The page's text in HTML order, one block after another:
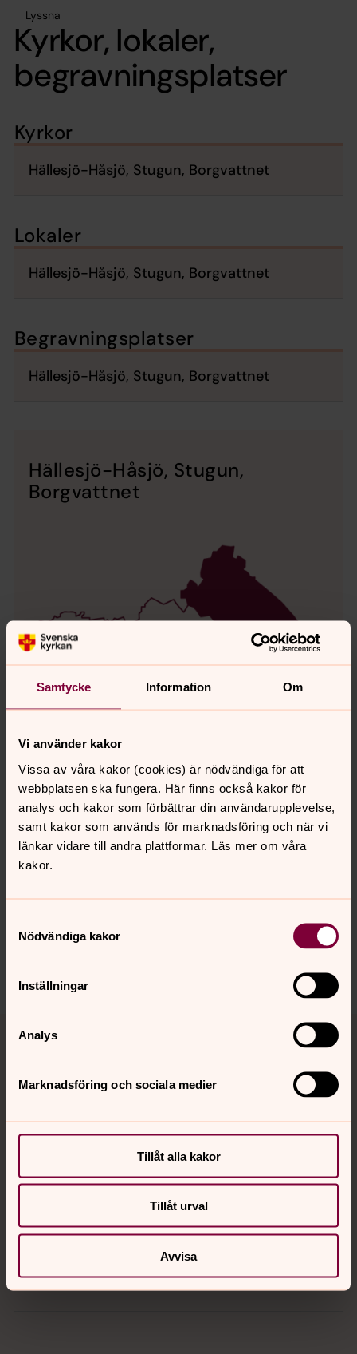
Samtycke Information Om
Vi använder kakor
Vissa av våra kakor (cookies) är nödvändiga för att
webbplatsen ska fungera. Här finns också kakor för
analys och kakor som förbättrar din användarupplevelse,
samt kakor som används för marknadsföring och när vi
länkar vidare till andra plattformar. Läs mer om våra
kakor.
Nödvändiga kakor
Inställningar
Analys
Marknadsföring och sociala medier
Tillåt alla kakor
Tillåt urval
Avvisa
Lyssna
Kyrkor, lokaler,
begravningsplatser
Kyrkor
Hällesjö-Håsjö, Stugun, Borgvattnet
Lokaler
Hällesjö-Håsjö, Stugun, Borgvattnet
Begravningsplatser
Hällesjö-Håsjö, Stugun, Borgvattnet
Hällesjö-Håsjö, Stugun,
Borgvattnet
Synpunkter eller frågor på sidans
sydostrajamtland.pastorat@svenskakyrkan.se
Hitta snabbt
Sociala kanaler